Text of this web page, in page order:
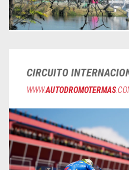
CIRCUITO
WWW.AUTODROMOTERMAS